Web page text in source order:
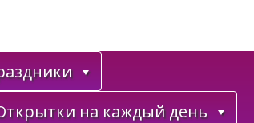
на каждый день